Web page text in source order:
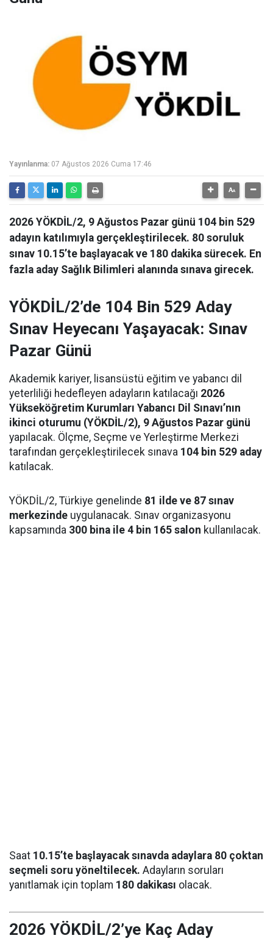
Yayınlanma: 07 Ağustos 2026 Cuma 17:46
2026 YÖKDİL/2, 9 Ağustos Pazar günü 104 bin 529
adayın katılımıyla gerçekleştirilecek. 80 soruluk
sınav 10.15’te başlayacak ve 180 dakika sürecek. En
fazla aday Sağlık Bilimleri alanında sınava girecek.
YÖKDİL/2’de 104 Bin 529 Aday
Sınav Heyecanı Yaşayacak: Sınav
Pazar Günü
Akademik kariyer, lisansüstü eğitim ve yabancı dil
yeterliliği hedefleyen adayların katılacağı 2026
Yükseköğretim Kurumları Yabancı Dil Sınavı’nın
ikinci oturumu (YÖKDİL/2), 9 Ağustos Pazar günü
yapılacak. Ölçme, Seçme ve Yerleştirme Merkezi
tarafından gerçekleştirilecek sınava 104 bin 529 aday
katılacak.
YÖKDİL/2, Türkiye genelinde 81 ilde ve 87 sınav
merkezinde uygulanacak. Sınav organizasyonu
kapsamında 300 bina ile 4 bin 165 salon kullanılacak.
Saat 10.15’te başlayacak sınavda adaylara 80 çoktan
seçmeli soru yöneltilecek. Adayların soruları
yanıtlamak için toplam 180 dakikası olacak.
2026 YÖKDİL/2’ye Kaç Aday